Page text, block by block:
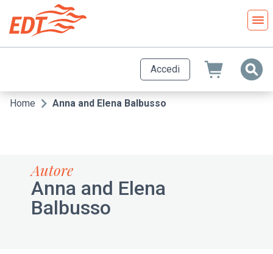
contenuto
principale
Accedi
Briciole
Home Anna and Elena Balbusso
Autore
Anna and Elena
Balbusso